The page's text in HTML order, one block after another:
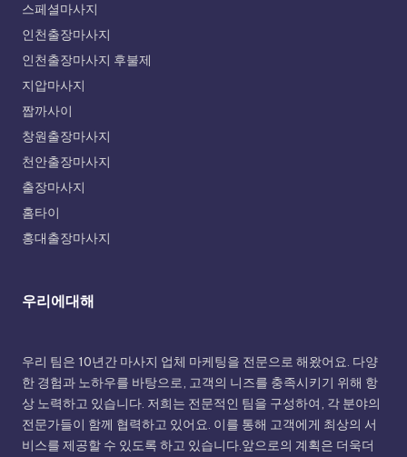
스페셜마사지
인천출장마사지
인천출장마사지 후불제
지압마사지
짭까사이
창원출장마사지
천안출장마사지
출장마사지
홈타이
홍대출장마사지
우리에대해
우리 팀은 10년간 마사지 업체 마케팅을 전문으로 해왔어요. 다양
한 경험과 노하우를 바탕으로, 고객의 니즈를 충족시키기 위해 항
상 노력하고 있습니다. 저희는 전문적인 팀을 구성하여, 각 분야의
전문가들이 함께 협력하고 있어요. 이를 통해 고객에게 최상의 서
비스를 제공할 수 있도록 하고 있습니다.앞으로의 계획은 더욱더